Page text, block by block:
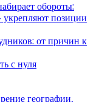
обороты:
позиции
от причин к
с нуля
географии,